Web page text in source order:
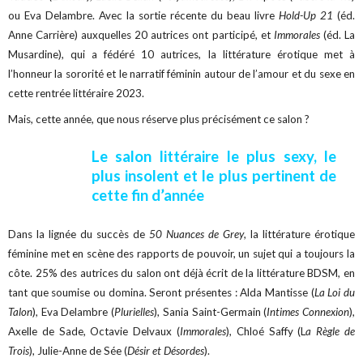
ou Eva Delambre. Avec la sortie récente du beau livre Hold-Up 21 (éd.
Anne Carrière) auxquelles 20 autrices ont participé, et Immorales (éd. La
Musardine), qui a fédéré 10 autrices, la littérature érotique met à
l’honneur la sororité et le narratif féminin autour de l’amour et du sexe en
cette rentrée littéraire 2023.
Mais, cette année, que nous réserve plus précisément ce salon ?
Le salon littéraire le plus sexy, le
plus insolent et le plus pertinent de
cette fin d’année
Dans la lignée du succès de 50 Nuances de Grey, la littérature érotique
féminine met en scène des rapports de pouvoir, un sujet qui a toujours la
côte. 25% des autrices du salon ont déjà écrit de la littérature BDSM, en
tant que soumise ou domina. Seront présentes : Alda Mantisse (La Loi du
Talon), Eva Delambre (Plurielles), Sania Saint-Germain (Intimes Connexion),
Axelle de Sade, Octavie Delvaux (Immorales), Chloé Saffy (La Règle de
Trois), Julie-Anne de Sée (Désir et Désordes).